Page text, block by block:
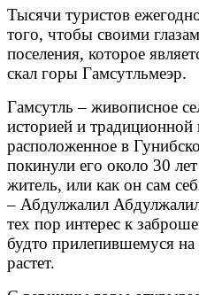
Тысячи туристов
того, чтобы своими
поселения, которое
скал горы Гамсутльмеэр.
Гамсутль– живописное
историей и традиционной
расположенное в
покинули его около 30
житель, или как он сам
– Абдулжалил
тех пор интерес к
будто прилепившемуся на
растет.